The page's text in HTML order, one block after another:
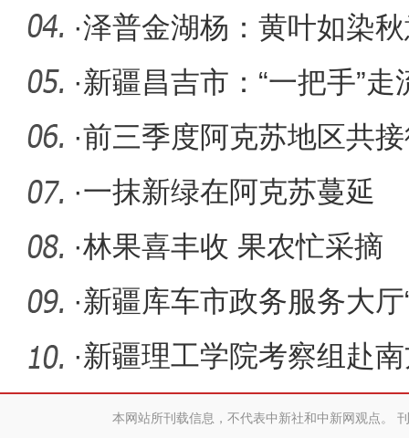
展“芳容
·泽普金湖杨：黄叶如染
·新疆昌吉市：“一把手”走
心
·前三季度阿克苏地区共
次
·一抹新绿在阿克苏蔓延
·林果喜丰收 果农忙采摘
·新疆库车市政务服务大
用
·新疆理工学院考察组赴
本网站所刊载信息，不代表中新社和中新网观点。